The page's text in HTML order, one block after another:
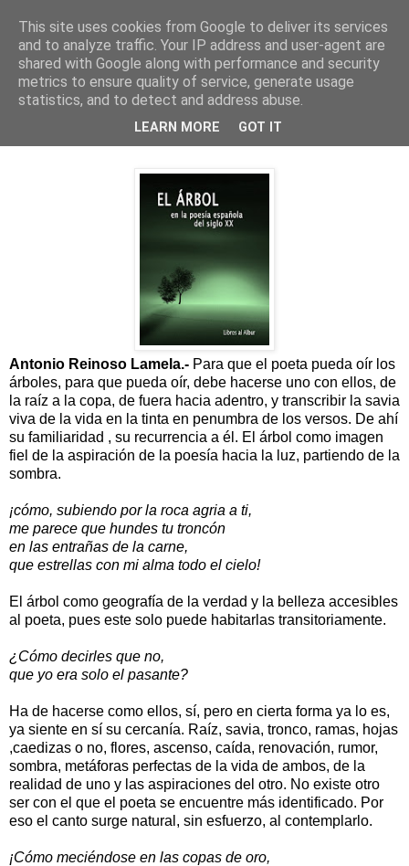
El árbol como objeto de esperanza
Antonio Reinoso Lamela.- Para que el poeta pueda oír los
árboles, para que pueda oír, debe hacerse uno con ellos, de
la raíz a la copa, de fuera hacia adentro, y transcribir la savia
viva de la vida en la tinta en penumbra de los versos. De ahí
su familiaridad , su recurrencia a él. El árbol como imagen
fiel de la aspiración de la poesía hacia la luz, partiendo de la
sombra.
¡cómo, subiendo por la roca agria a ti,
me parece que hundes tu troncón
en las entrañas de la carne,
que estrellas con mi alma todo el cielo!
El árbol como geografía de la verdad y la belleza accesibles
al poeta, pues este solo puede habitarlas transitoriamente.
¿Cómo decirles que no,
que yo era solo el pasante?
Ha de hacerse como ellos, sí, pero en cierta forma ya lo es,
ya siente en sí su cercanía. Raíz, savia, tronco, ramas, hojas
,caedizas o no, flores, ascenso, caída, renovación, rumor,
sombra, metáforas perfectas de la vida de ambos, de la
realidad de uno y las aspiraciones del otro. No existe otro
ser con el que el poeta se encuentre más identificado. Por
eso el canto surge natural, sin esfuerzo, al contemplarlo.
¡Cómo meciéndose en las copas de oro,
This site uses cookies from Google to deliver its services
and to analyze traffic. Your IP address and user-agent are
shared with Google along with performance and security
metrics to ensure quality of service, generate usage
statistics, and to detect and address abuse.
LEARN MORE GOT IT